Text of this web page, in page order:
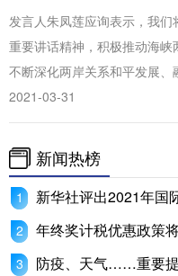
发言人朱凤莲应询表示，我
重要讲话精神，积极推动海峡
不断深化两岸关系和平发展、
2021-03-31
新闻热榜
新华社评出2021年国
年终奖计税优惠政策
防疫、天气……重要提